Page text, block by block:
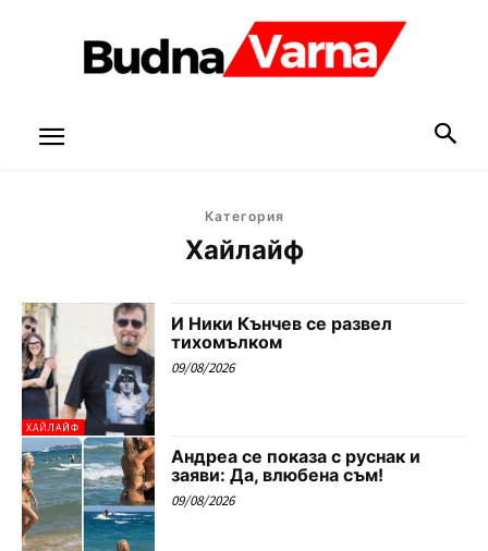
Категория
Хайлайф
ХАЙЛАЙФ
И Ники Кънчев се развел
тихомълком
09/08/2026
Андреа се показа с руснак и
заяви: Да, влюбена съм!
09/08/2026